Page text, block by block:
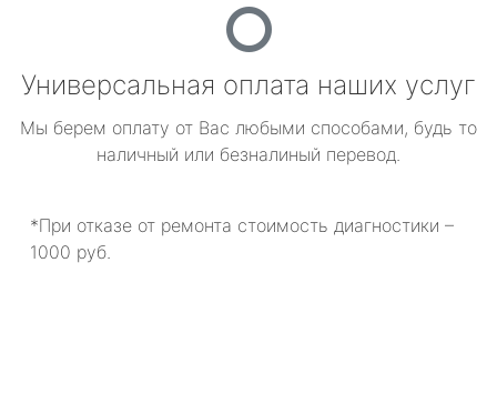
Универсальная оплата наших услуг
Мы берем оплату от Вас любыми способами, будь то
наличный или безналиный перевод.
*При отказе от ремонта стоимость диагностики –
1000 руб.